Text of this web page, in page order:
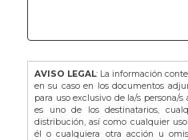
AVISO LEGAL: La información
en su caso en los documentos
para uso exclusivo de la/s persona/
es uno de los destinatarios,
distribución, así como cualquier
él o cualquiera otra acción u